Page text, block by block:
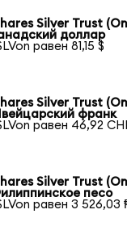
Silver Trust
доллар
равен 81,15 $
Silver Trust
франк
равен 46,92
Silver Trust
песо
равен 3 526,03